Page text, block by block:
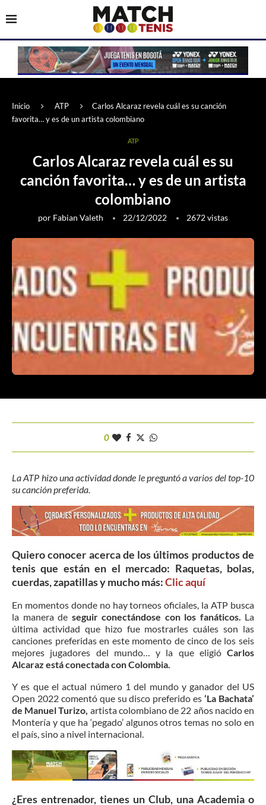
Inicio ATP
Carlos Alcaraz revela cuál es su canción
favorita… y es de un artista colombiano
ATP
Carlos Alcaraz revela cuál es su
canción favorita… y es de un artista
colombiano
por Fabian Valeth 22/12/2022 2672vistas
0
La ATP hizo una actividad donde le preguntó a varios del top-10
su canción preferida.
Quiero conocer acerca de los últimos productos de
tenis que están en el mercado: Raquetas, bolas,
cuerdas, zapatillas y mucho más:Clicaquí
En momentos donde no hay torneos oficiales, la ATP busca
la manera de seguir conectándose con los fanáticos. La
última actividad que hizo fue mostrarles cuáles son las
canciones preferidas en este momento de cinco de los seis
mejores jugadores del mundo… y la que eligió Carlos
Alcaraz está conectada con Colombia.
Y es que el actual número 1 del mundo y ganador del US
Open 2022 comentó que su disco preferido es ‘La Bachata’
de Manuel Turizo, artista colombiano de 22 años nacido en
Montería y que ha ‘pegado’ algunos otros temas no solo en
el país, sino a nivel internacional.
¿Eres entrenador, tienes un Club, una Academia o